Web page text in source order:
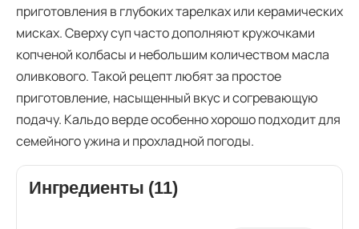
приготовления в глубоких тарелках или керамических
мисках. Сверху суп часто дополняют кружочками
копченой колбасы и небольшим количеством масла
оливкового. Такой рецепт любят за простое
приготовление, насыщенный вкус и согревающую
подачу. Кальдо верде особенно хорошо подходит для
семейного ужина и прохладной погоды.
Ингредиенты (11)